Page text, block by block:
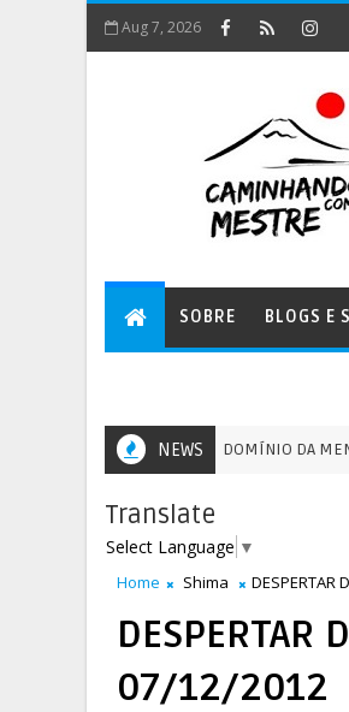
Aug 7, 2026
SOBRE BLOGS E
NEWS
XOPATIANA E O DOMÍNIO DA MENTE
Translate
Select Language ▼
Home Shima DESPERTAR
DESPERTAR
07/12/2012